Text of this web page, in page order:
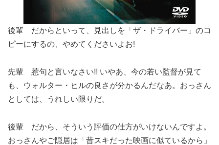
後輩 だからといって、見出しを「ザ・ドライバー」のコ
ピーにするの、やめてくださいよお!
先輩 惹句と言いなさい!! いやあ、今の若い監督が見て
も、ウォルター・ヒルの良さが分かるんだなあ。おっさん
としては、うれしい限りだ。
後輩 だから、そういう評価の仕方がいけないんですよ。
おっさんやご隠居は「昔スキだった映画に似ているから」